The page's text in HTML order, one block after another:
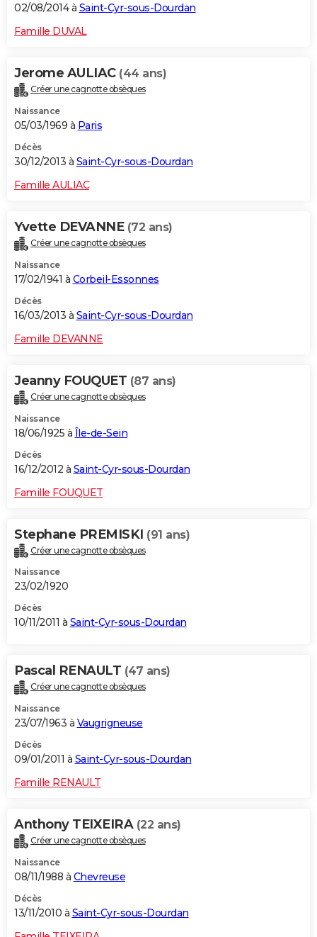
02/08/2014 à Saint-Cyr-sous-Dourdan
Famille DUVAL
Jerome AULIAC (44 ans)
Créer une cagnotte obsèques
Naissance
05/03/1969 à Paris
Décès
30/12/2013 à Saint-Cyr-sous-Dourdan
Famille AULIAC
Yvette DEVANNE (72 ans)
Créer une cagnotte obsèques
Naissance
17/02/1941 à Corbeil-Essonnes
Décès
16/03/2013 à Saint-Cyr-sous-Dourdan
Famille DEVANNE
Jeanny FOUQUET (87 ans)
Créer une cagnotte obsèques
Naissance
18/06/1925 à Île-de-Sein
Décès
16/12/2012 à Saint-Cyr-sous-Dourdan
Famille FOUQUET
Stephane PREMISKI (91 ans)
Créer une cagnotte obsèques
Naissance
23/02/1920
Décès
10/11/2011 à Saint-Cyr-sous-Dourdan
Pascal RENAULT (47 ans)
Créer une cagnotte obsèques
Naissance
23/07/1963 à Vaugrigneuse
Décès
09/01/2011 à Saint-Cyr-sous-Dourdan
Famille RENAULT
Anthony TEIXEIRA (22 ans)
Créer une cagnotte obsèques
Naissance
08/11/1988 à Chevreuse
Décès
13/11/2010 à Saint-Cyr-sous-Dourdan